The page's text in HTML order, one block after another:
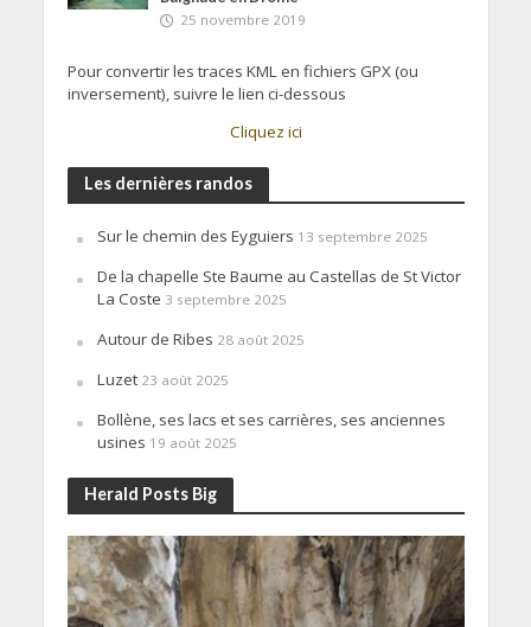
25 novembre 2019
Pour convertir les traces KML en fichiers GPX (ou
inversement), suivre le lien ci-dessous
Cliquez ici
Les dernières randos
Sur le chemin des Eyguiers 13 septembre 2025
De la chapelle Ste Baume au Castellas de St Victor
La Coste 3 septembre 2025
Autour de Ribes 28 août 2025
Luzet 23 août 2025
Bollène, ses lacs et ses carrières, ses anciennes
usines 19 août 2025
Herald Posts Big